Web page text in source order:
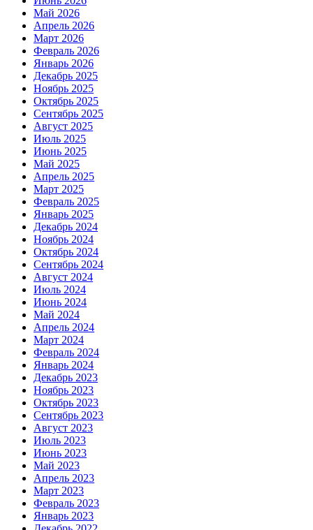
Май 2026
Апрель 2026
Март 2026
Февраль 2026
Январь 2026
Декабрь 2025
Ноябрь 2025
Октябрь 2025
Сентябрь 2025
Август 2025
Июль 2025
Июнь 2025
Май 2025
Апрель 2025
Март 2025
Февраль 2025
Январь 2025
Декабрь 2024
Ноябрь 2024
Октябрь 2024
Сентябрь 2024
Август 2024
Июль 2024
Июнь 2024
Май 2024
Апрель 2024
Март 2024
Февраль 2024
Январь 2024
Декабрь 2023
Ноябрь 2023
Октябрь 2023
Сентябрь 2023
Август 2023
Июль 2023
Июнь 2023
Май 2023
Апрель 2023
Март 2023
Февраль 2023
Январь 2023